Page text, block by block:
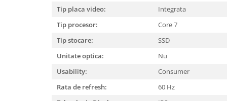
Tip placa video:
Integrata
Tip procesor:
Core 7
Tip stocare:
SSD
Unitate optica:
Nu
Usability:
Consumer
Rata de refresh:
60 Hz